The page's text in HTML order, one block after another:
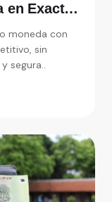
en Exact
moneda con
sin
segura..